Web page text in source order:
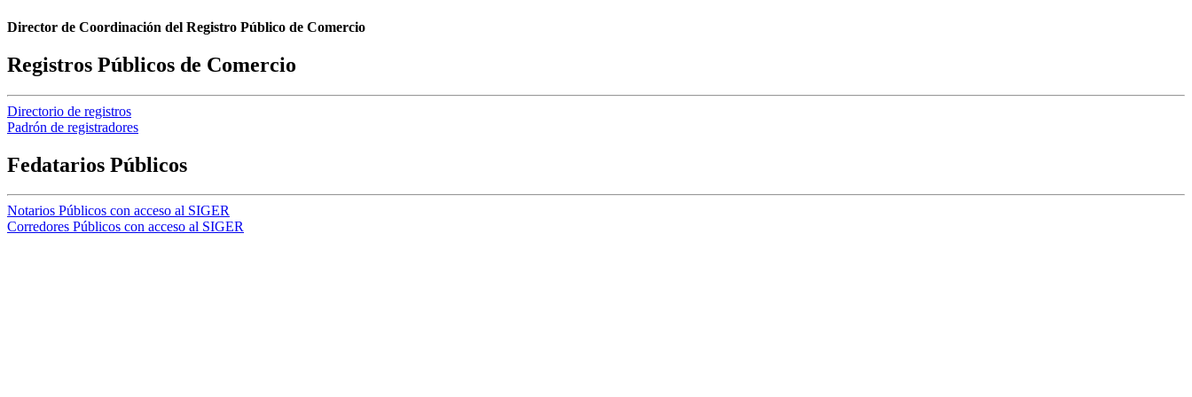
Director de Coordinación del Registro Público de Comercio
Registros Públicos de Comercio
Directorio de registros
Padrón de registradores
Fedatarios Públicos
Notarios Públicos con acceso al SIGER
Corredores Públicos con acceso al SIGER